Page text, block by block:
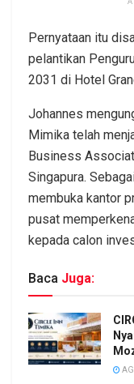
Pernyataan itu
pelantikan
2031 di Hotel
Johannes
Mimika telah
Business
Singapura.
membuka kantor
pusat
kepada calon
Baca Juga: